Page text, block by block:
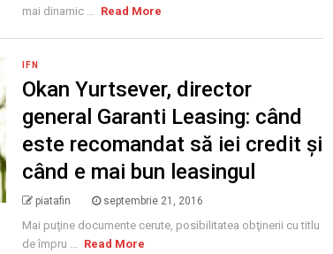
mai dinamic ... Read More
IFN
Okan Yurtsever, director
general Garanti Leasing: când
este recomandat să iei credit şi
când e mai bun leasingul
piatafin septembrie 21, 2016
Mai puţine documente cerute, posibilitatea obţinerii cu titlu
de împru ... Read More